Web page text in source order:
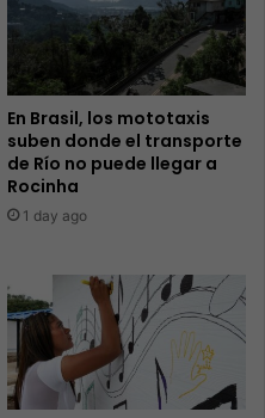
En Brasil, los mototaxis
suben donde el transporte
de Río no puede llegar a
Rocinha
1 day ago